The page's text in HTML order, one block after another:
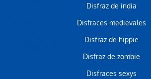
Disfraz de india
Disfraces medievales
Disfraz de hippie
Disfraz de zombie
Disfraces sexys